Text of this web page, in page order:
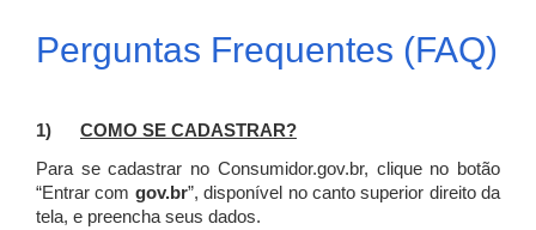
Perguntas Frequentes (FAQ)
1) COMO SE CADASTRAR?
Para se cadastrar no Consumidor.gov.br, clique no botão
“Entrar com gov.br”, disponível no canto superior direito da
tela, e preencha seus dados.